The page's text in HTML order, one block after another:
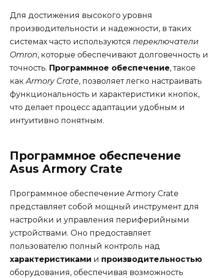
Для достижения высокого уровня
производительности и надежности, в таких
системах часто используются переключатели
Omron, которые обеспечивают долговечность и
точность. Программное обеспечение, такое
какArmory Crate, позволяет легко настраивать
функциональность и характеристики кнопок,
что делает процесс адаптации удобным и
интуитивно понятным.
Программное обеспечение
Asus Armory Crate
Программное обеспечение Armory Crate
представляет собой мощный инструмент для
настройки и управления периферийными
устройствами. Оно предоставляет
пользователю полный контроль над
характеристиками и производительностью
оборудования, обеспечивая возможность